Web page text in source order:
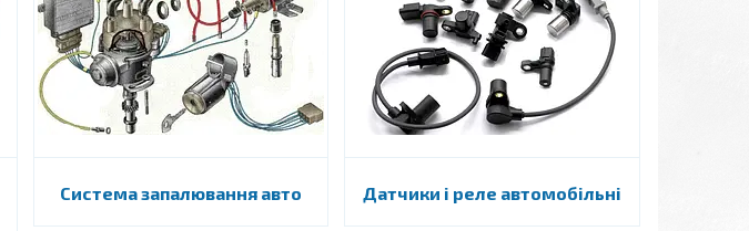
Система запалювання авто Датчики і реле автомобільні